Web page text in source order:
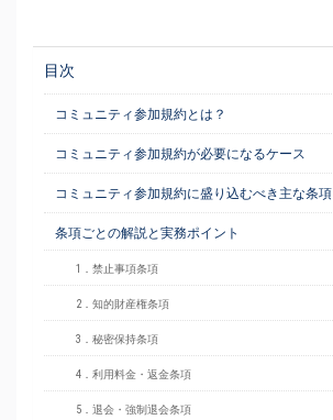
目次
コミュニティ参加規約とは？
コミュニティ参加規約が必要になるケース
コミュニティ参加規約に盛り込むべき主な条項
条項ごとの解説と実務ポイント
1．禁止事項条項
2．知的財産権条項
3．秘密保持条項
4．利用料金・返金条項
5．退会・強制退会条項